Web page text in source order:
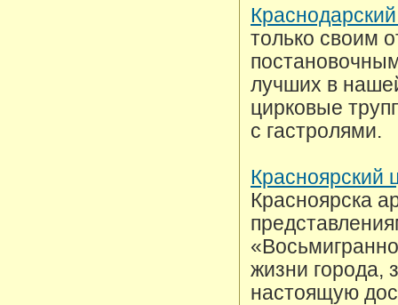
только своим
лучших в
цирковые
с гастролями.
Красноярский
Красноярска
жизни города,
настоящую